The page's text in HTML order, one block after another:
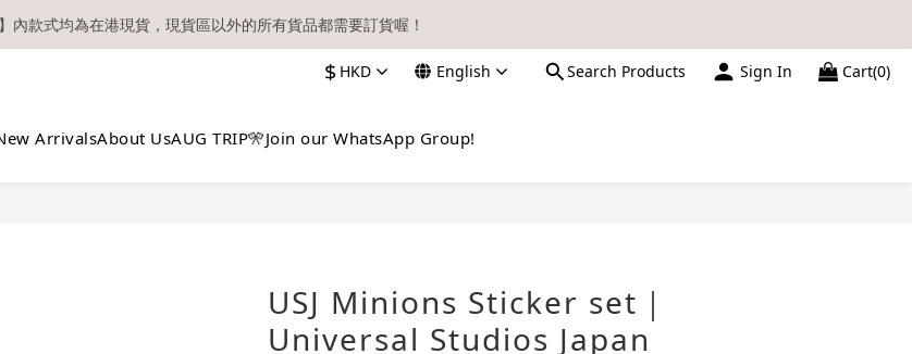
】內款式均為在港現貨，現貨區以外的所有貨品都需要訂貨喔！
】內款式均為在港現貨，現貨區以外的所有貨品都需要訂貨喔！
『已登入狀態下』購物。如非登入後購物，將不會獲發會員點數，亦不設補發，敬請諒解。
$ HKD English Search Products Sign In Cart(0)
ArrivalsAbout UsAUG TRIP🎌Join our WhatsApp Group!
USJ Minions Sticker set｜
Universal Studios Japan